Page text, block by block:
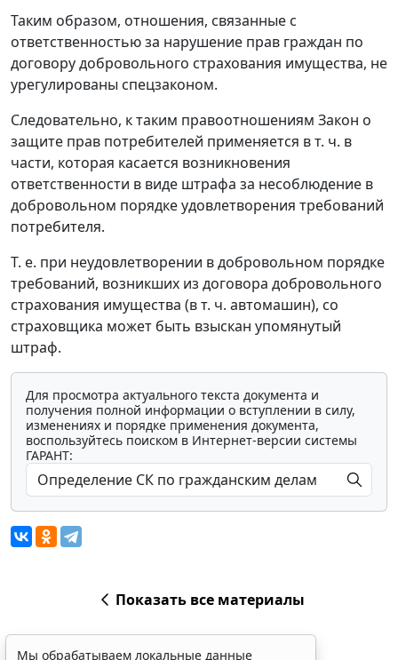
Таким образом, отношения, связанные с
ответственностью за нарушение прав граждан по
договору добровольного страхования имущества, не
урегулированы спецзаконом.
Следовательно, к таким правоотношениям Закон о
защите прав потребителей применяется в т. ч. в
части, которая касается возникновения
ответственности в виде штрафа за несоблюдение в
добровольном порядке удовлетворения требований
потребителя.
Т. е. при неудовлетворении в добровольном порядке
требований, возникших из договора добровольного
страхования имущества (в т. ч. автомашин), со
страховщика может быть взыскан упомянутый
штраф.
Для просмотра актуального текста документа и
получения полной информации о вступлении в силу,
изменениях и порядке применения документа,
воспользуйтесь поиском в Интернет-версии системы
ГАРАНТ:
Показать все материалы
Мы обрабатываем локальные данные